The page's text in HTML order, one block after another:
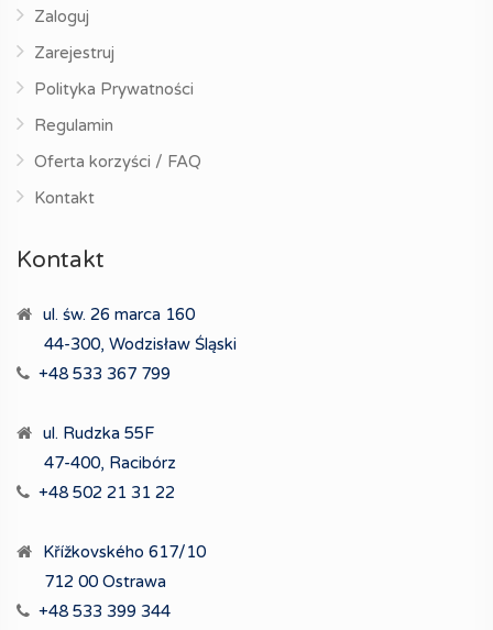
Zaloguj
Zarejestruj
Polityka Prywatności
Regulamin
Oferta korzyści / FAQ
Kontakt
Kontakt
ul. św. 26 marca 160
44-300, Wodzisław Śląski
+48 533 367 799
ul. Rudzka 55F
47-400, Racibórz
+48 502 21 31 22
Křížkovského 617/10
712 00 Ostrawa
+48 533 399 344